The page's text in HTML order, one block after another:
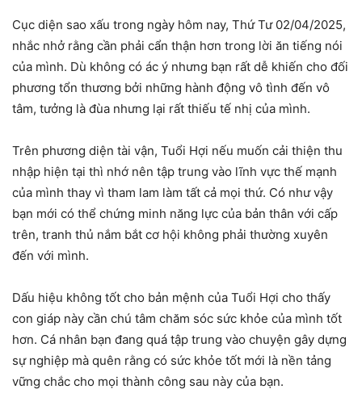
Cục diện sao xấu trong ngày hôm nay, Thứ Tư 02/04/2025,
nhắc nhở rằng cần phải cẩn thận hơn trong lời ăn tiếng nói
của mình. Dù không có ác ý nhưng bạn rất dễ khiến cho đối
phương tổn thương bởi những hành động vô tình đến vô
tâm, tưởng là đùa nhưng lại rất thiếu tế nhị của mình.
Trên phương diện tài vận, Tuổi Hợi nếu muốn cải thiện thu
nhập hiện tại thì nhớ nên tập trung vào lĩnh vực thế mạnh
của mình thay vì tham lam làm tất cả mọi thứ. Có như vậy
bạn mới có thể chứng minh năng lực của bản thân với cấp
trên, tranh thủ nắm bắt cơ hội không phải thường xuyên
đến với mình.
Dấu hiệu không tốt cho bản mệnh của Tuổi Hợi cho thấy
con giáp này cần chú tâm chăm sóc sức khỏe của mình tốt
hơn. Cá nhân bạn đang quá tập trung vào chuyện gây dựng
sự nghiệp mà quên rằng có sức khỏe tốt mới là nền tảng
vững chắc cho mọi thành công sau này của bạn.